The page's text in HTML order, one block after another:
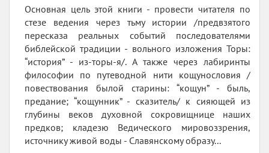
Основная цель этой книги - провести читателя по
стезе ведения через тьму истории /предвзятого
пересказа реальных событий последователями
библейской традиции - вольного изложения Торы:
“история” - из-торы-я/. А также через лабиринты
философии по путеводной нити кощунословия /
повествования былой старины: “кощун” - быль,
предание; “кощунник” - сказитель/ к сияющей из
глубины веков духовной сокровищнице наших
предков; кладезю Ведического мировоззрения,
источнику живой воды - Славянскому образу...